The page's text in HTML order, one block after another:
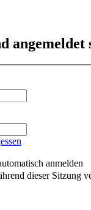
angemeldet
anmelden
dieser Sitzung